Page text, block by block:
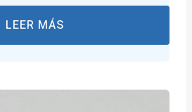
LEER MÁS